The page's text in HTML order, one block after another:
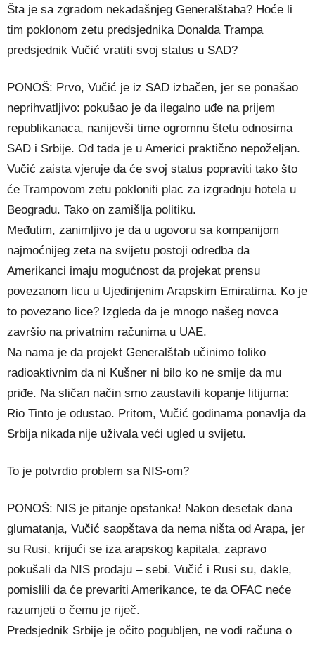
Šta je sa zgradom nekadašnjeg Generalštaba? Hoće li
tim poklonom zetu predsjednika Donalda Trampa
predsjednik Vučić vratiti svoj status u SAD?
PONOŠ: Prvo, Vučić je iz SAD izbačen, jer se ponašao
neprihvatljivo: pokušao je da ilegalno uđe na prijem
republikanaca, nanijevši time ogromnu štetu odnosima
SAD i Srbije. Od tada je u Americi praktično nepoželjan.
Vučić zaista vjeruje da će svoj status popraviti tako što
će Trampovom zetu pokloniti plac za izgradnju hotela u
Beogradu. Tako on zamišlja politiku.
Međutim, zanimljivo je da u ugovoru sa kompanijom
najmoćnijeg zeta na svijetu postoji odredba da
Amerikanci imaju mogućnost da projekat prensu
povezanom licu u Ujedinjenim Arapskim Emiratima. Ko je
to povezano lice? Izgleda da je mnogo našeg novca
završio na privatnim računima u UAE.
Na nama je da projekt Generalštab učinimo toliko
radioaktivnim da ni Kušner ni bilo ko ne smije da mu
priđe. Na sličan način smo zaustavili kopanje litijuma:
Rio Tinto je odustao. Pritom, Vučić godinama ponavlja da
Srbija nikada nije uživala veći ugled u svijetu.
To je potvrdio problem sa NIS-om?
PONOŠ: NIS je pitanje opstanka! Nakon desetak dana
glumatanja, Vučić saopštava da nema ništa od Arapa, jer
su Rusi, krijući se iza arapskog kapitala, zapravo
pokušali da NIS prodaju – sebi. Vučić i Rusi su, dakle,
pomislili da će prevariti Amerikance, te da OFAC neće
razumjeti o čemu je riječ.
Predsjednik Srbije je očito pogubljen, ne vodi računa o